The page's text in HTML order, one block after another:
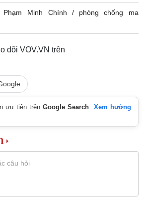
Minh Chính
phòng chống ma
dõi VOV.VN trên
ưu tiên trênGoogle Search. Xem hướng